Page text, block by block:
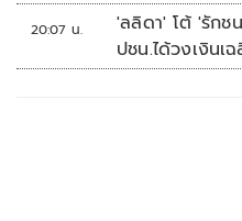
20:07 น.
'ลลิดา' โต้ 'รักช
ปชน.ได้วงเงินเ